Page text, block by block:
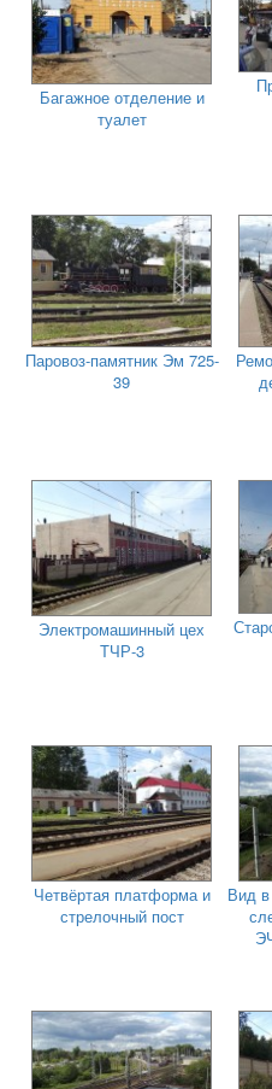
Багажное отделение и
туалет
Паровоз-памятник Эм 725-
39
Электромашинный цех
ТЧР-3
Четвёртая платформа и
стрелочный пост
Вид